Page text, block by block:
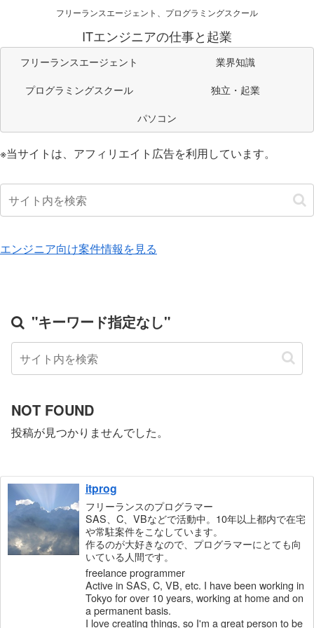
フリーランスエージェント、プログラミングスクール
ITエンジニアの仕事と起業
フリーランスエージェント
業界知識
プログラミングスクール
独立・起業
パソコン
※当サイトは、アフィリエイト広告を利用しています。
エンジニア向け案件情報を見る
"キーワード指定なし"
NOT FOUND
投稿が見つかりませんでした。
itprog
フリーランスのプログラマー
SAS、C、VBなどで活動中。10年以上都内で在宅
や常駐案件をこなしています。
作るのが大好きなので、プログラマーにとても向
いている人間です。
freelance programmer
Active in SAS, C, VB, etc. I have been working in
Tokyo for over 10 years, working at home and on
a permanent basis.
I love creating things, so I'm a great person to be